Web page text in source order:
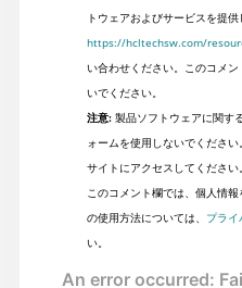
トウェアおよびサービスを提
https://hcltechsw.com/
い合わせください。このコメ
いでください。
注意:製品ソフトウェアに関す
ォームを使用しないでください
サイトにアクセスしてください。
このコメント欄では、個人情
の使用方法については、 プライ
い。